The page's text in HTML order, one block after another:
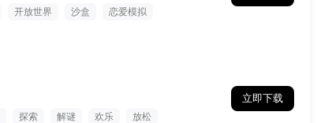
开放世界 沙盒
恋爱模拟
探索 解谜 欢乐 放松
立即下载